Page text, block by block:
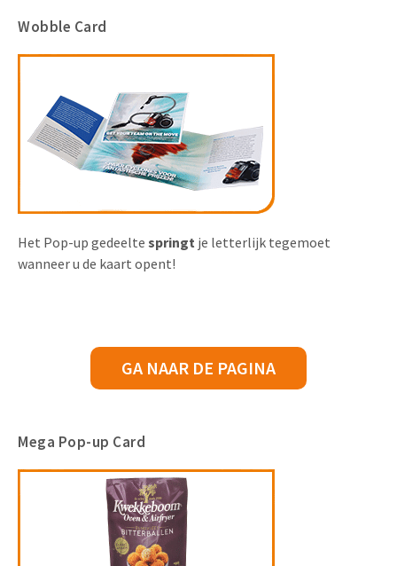
Wobble Card
Het Pop-up gedeelte springt je letterlijk tegemoet
wanneer u de kaart opent!
GA NAAR DE PAGINA
Mega Pop-up Card